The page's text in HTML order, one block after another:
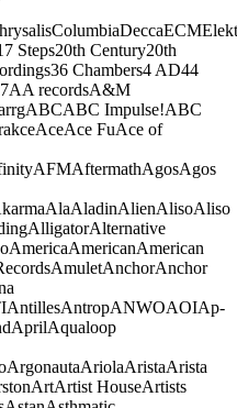
ColumbiaDeccaECM
Steps20th Century20th
36 Chambers4 AD44
7AA recordsA&M
ABCABC Impulse!ABC
AceAce FuAce of
AFMAftermathAgosAgos
AlaAladinAlienAlisoAliso
AlligatorAlternative
AmericaAmericanAmerican
AmuletAnchorAnchor
AntillesAntropANWOAOIAp-
AprilAqualoop
ArgonautaAriolaAristaArista
ArtArtist HouseArtists